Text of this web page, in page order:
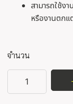
สามารถใช้ง
หรืองานตกแ
จำนวน